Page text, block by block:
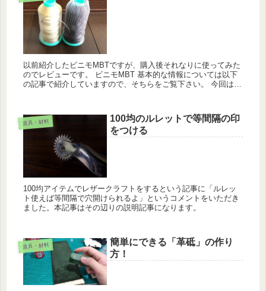
以前紹介したビニモMBTですが、購入後それなりに使ってみた
のでレビューです。 ビニモMBT 基本的な情報については以下
の記事で紹介していますので、そちらをご覧下さい。 今回は実
道具・材料
100均のルレットで等間隔の印
をつける
100均アイテムでレザークラフトをするという記事に「ルレッ
ト使えば等間隔で穴開けられるよ」というコメントをいただき
ました。本記事はその辺りの説明記事になります。
道具・材料
簡単にできる「革砥」の作り
方！